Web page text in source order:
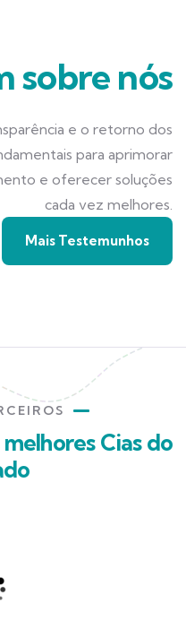
sobre nós
e o retorno dos
para aprimorar
e oferecer soluções
cada vez melhores.
Mais Testemunhos
Cias do